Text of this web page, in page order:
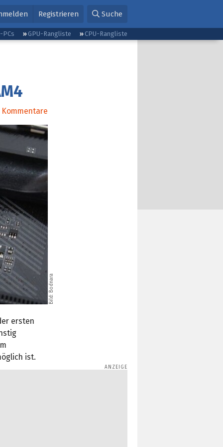
Registrieren Suche
PCs GPU-Rangliste CPU-Rangliste
Kommentare
Bild:
Bodnara
ersten
ist.